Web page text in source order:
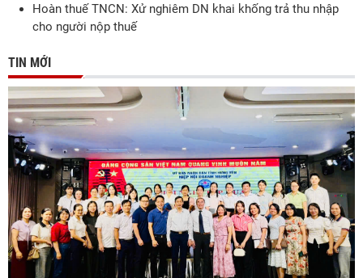
Hoàn thuế TNCN: Xử nghiêm DN khai khống trả thu nhập
cho người nộp thuế
TIN MỚI